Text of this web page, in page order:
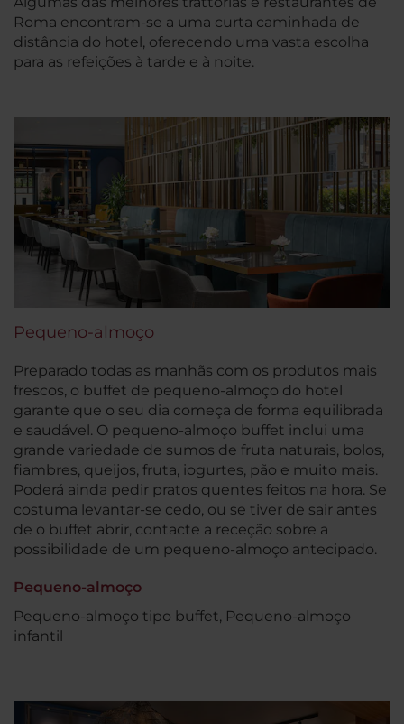
Roma encontram-se a uma curta caminhada de
distância do hotel, oferecendo uma vasta escolha
para as refeições à tarde e à noite.
Pequeno-almoço
Preparado todas as manhãs com os produtos mais
frescos, o buffet de pequeno-almoço do hotel
garante que o seu dia começa de forma equilibrada
e saudável. O pequeno-almoço buffet inclui uma
grande variedade de sumos de fruta naturais, bolos,
fiambres, queijos, fruta, iogurtes, pão e muito mais.
Poderá ainda pedir pratos quentes feitos na hora. Se
costuma levantar-se cedo, ou se tiver de sair antes
de o buffet abrir, contacte a receção sobre a
possibilidade de um pequeno-almoço antecipado.
Pequeno-almoço
Pequeno-almoço tipo buffet, Pequeno-almoço
infantil